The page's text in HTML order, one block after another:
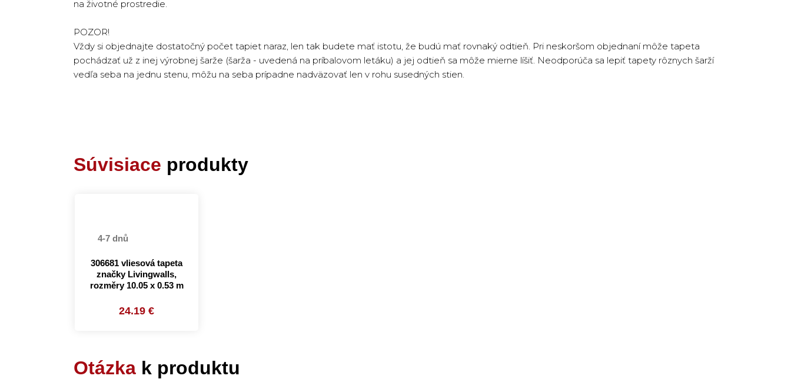
na životné prostredie.
POZOR!
Vždy si objednajte dostatočný počet tapiet naraz, len tak budete mať istotu, že budú mať rovnaký odtieň. Pri neskoršom objednaní môže tapeta
pochádzať už z inej výrobnej šarže (šarža - uvedená na príbalovom letáku) a jej odtieň sa môže mierne líšiť. Neodporúča sa lepiť tapety rôznych šarží
vedľa seba na jednu stenu, môžu na seba prípadne nadväzovať len v rohu susedných stien.
Súvisiace produkty
4-7 dnů
306681 vliesová tapeta
značky Livingwalls,
rozměry 10.05 x 0.53 m
24.19 €
Otázka k produktu